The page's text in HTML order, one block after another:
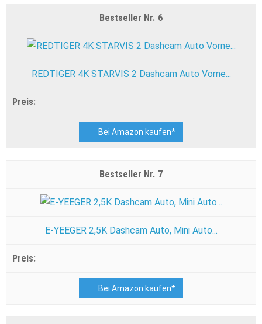
6
REDTIGER 4K STARVIS 2 Dashcam Auto Vorne...
Bei Amazon kaufen*
7
E-YEEGER 2,5K Dashcam Auto, Mini Auto...
Bei Amazon kaufen*